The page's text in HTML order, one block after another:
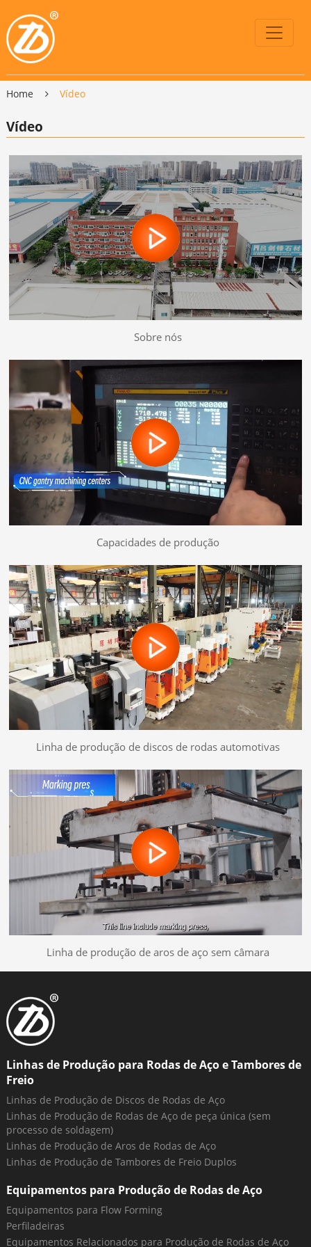
Home Vídeo
Vídeo
Sobre nós
Capacidades de produção
Linha de produção de discos de rodas automotivas
Linha de produção de aros de aço sem câmara
Linhas de Produção para Rodas de Aço e Tambores de
Freio
Linhas de Produção de Discos de Rodas de Aço
Linhas de Produção de Rodas de Aço de peça única (sem
processo de soldagem)
Linhas de Produção de Aros de Rodas de Aço
Linhas de Produção de Tambores de Freio Duplos
Equipamentos para Produção de Rodas de Aço
Equipamentos para Flow Forming
Perfiladeiras
Equipamentos Relacionados para Produção de Rodas de Aço